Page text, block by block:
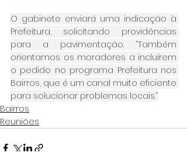
O gabinete enviará uma indicação à
Prefeitura, solicitando providências
para a pavimentação. “Também
orientamos os moradores a incluírem
o pedido no programa Prefeitura nos
Bairros, que é um canal muito eficiente
para solucionar problemas locais.”
Bairros
Reuniões